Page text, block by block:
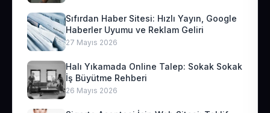
Sıfırdan Haber Sitesi: Hızlı Yayın, Google
Haberler Uyumu ve Reklam Geliri
27 Mayıs 2026
Halı Yıkamada Online Talep: Sokak Sokak
İş Büyütme Rehberi
26 Mayıs 2026